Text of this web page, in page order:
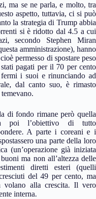
ma se ne parla, e molto, tra
aspetto, tuttavia, ci si può
la strategia di Trump abbia
si è ridotto dal 4.5 a cui
secondo Stephen Miran
amministrazione), hanno
permesso di spostare peso
pagati per il 70 per cento
i suoi e rinunciando ad
dal canto suo, è rimasto
di fondo rimane però quella
poi l’obiettivo di tutto
A parte i coreani e i
una parte della loro
(un’operazione già iniziata
ma non all’altezza delle
diretti esteri (quelli
del 49 per cento, ma
alla crescita. Il vero
interna.